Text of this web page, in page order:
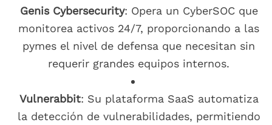
Genis Cybersecurity: Opera un CyberSOC que
monitorea activos 24/7, proporcionando a las
pymes el nivel de defensa que necesitan sin
requerir grandes equipos internos.
Vulnerabbit: Su plataforma SaaS automatiza
la detección de vulnerabilidades, permitiendo